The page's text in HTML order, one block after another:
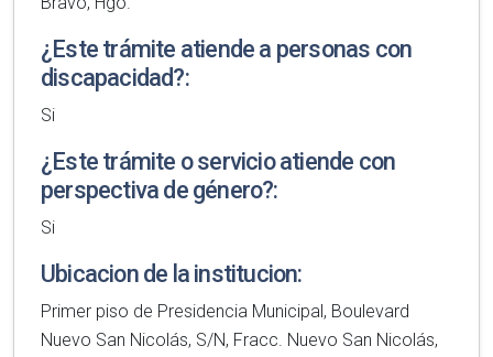
¿Este trámite atiende a personas con
discapacidad?:
Si
¿Este trámite o servicio atiende con
perspectiva de género?:
Si
Ubicacion de la institucion:
Primer piso de Presidencia Municipal, Boulevard
Nuevo San Nicolás, S/N, Fracc. Nuevo San Nicolás,